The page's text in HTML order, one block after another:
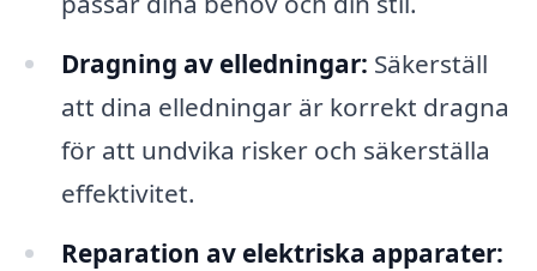
Dragning av elledningar: Säkerställ
att dina elledningar är korrekt dragna
för att undvika risker och säkerställa
effektivitet.
Reparation av elektriska apparater: